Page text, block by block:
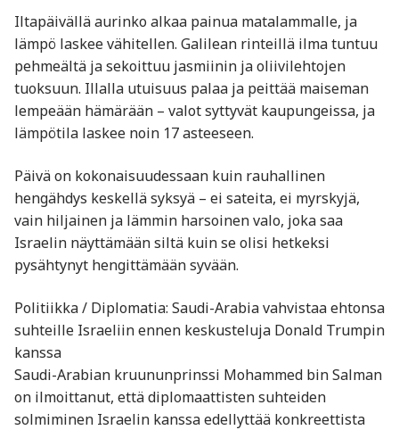
Iltapäivällä aurinko alkaa painua matalammalle, ja
lämpö laskee vähitellen. Galilean rinteillä ilma tuntuu
pehmeältä ja sekoittuu jasmiinin ja oliivilehtojen
tuoksuun. Illalla utuisuus palaa ja peittää maiseman
lempeään hämärään – valot syttyvät kaupungeissa, ja
lämpötila laskee noin 17 asteeseen.
Päivä on kokonaisuudessaan kuin rauhallinen
hengähdys keskellä syksyä – ei sateita, ei myrskyjä,
vain hiljainen ja lämmin harsoinen valo, joka saa
Israelin näyttämään siltä kuin se olisi hetkeksi
pysähtynyt hengittämään syvään.
Politiikka / Diplomatia: Saudi-Arabia vahvistaa ehtonsa
suhteille Israeliin ennen keskusteluja Donald Trumpin
kanssa
Saudi-Arabian kruununprinssi Mohammed bin Salman
on ilmoittanut, että diplomaattisten suhteiden
solmiminen Israelin kanssa edellyttää konkreettista